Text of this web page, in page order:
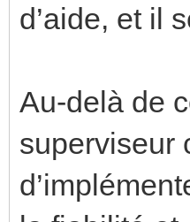
d’aide, et il
Au-delà de
superviseur